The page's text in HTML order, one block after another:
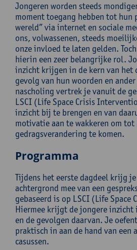
Jongeren worden steeds
moment toegang hebben tot hun
wereld” via internet en sociale
ons, volwassenen, steeds
onze invloed te laten gelden.
hierin een zeer belangrijke rol.
inzicht krijgen in de kern van het
gevolg van hun woorden en
nascholing vertrek je vanuit de
LSCI (Life Space Crisis
inzicht bij te brengen en van
motivatie aan te wakkeren om
gedragsverandering te komen.
Programma
Tijdens het eerste dagdeel krijg
achtergrond mee van een
gebaseerd is op LSCI (Life
Hiermee krijgt de jongere inzicht
en de gevolgen daarvan. Je
praktisch in aan de hand van een
casussen.